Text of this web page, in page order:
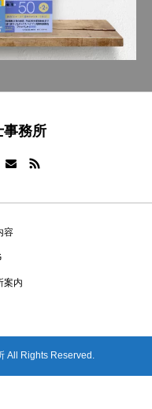
事務所
容
案内
All Rights Reserved.